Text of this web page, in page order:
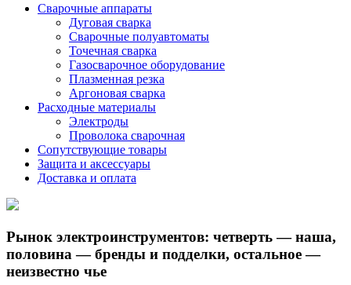
Сварочные аппараты
Дуговая сварка
Сварочные полуавтоматы
Точечная сварка
Газосварочное оборудование
Плазменная резка
Аргоновая сварка
Расходные материалы
Электроды
Проволока сварочная
Сопутствующие товары
Защита и аксессуары
Доставка и оплата
Рынок электроинструментов: четверть — наша,
половина — бренды и подделки, остальное —
неизвестно чье